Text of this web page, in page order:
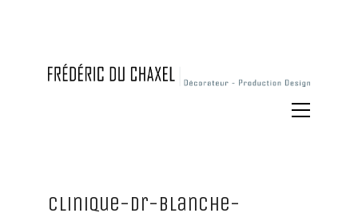
clinique-dr-blanche-